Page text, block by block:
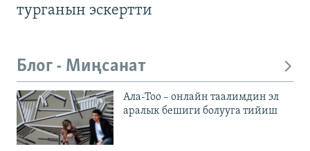
турганын эскертти
Блог - Миңсанат
Ала-Тоо – онлайн таалимдин эл
аралык бешиги болууга тийиш